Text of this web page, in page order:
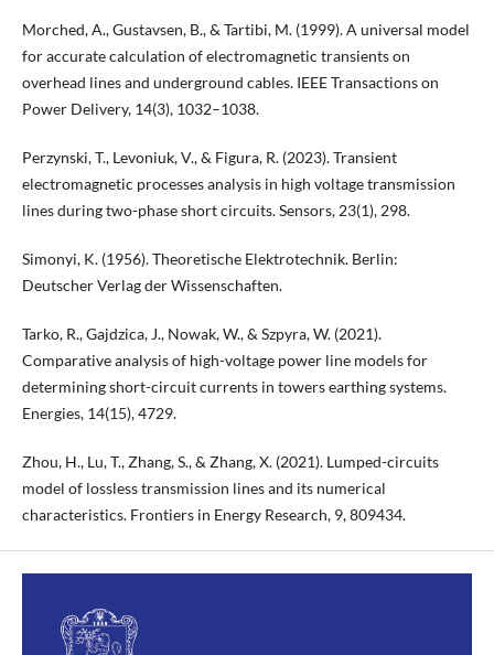
Morched, A., Gustavsen, B., & Tartibi, M. (1999). A universal model
for accurate calculation of electromagnetic transients on
overhead lines and underground cables. IEEE Transactions on
Power Delivery, 14(3), 1032–1038.
Perzynski, T., Levoniuk, V., & Figura, R. (2023). Transient
electromagnetic processes analysis in high voltage transmission
lines during two-phase short circuits. Sensors, 23(1), 298.
Simonyi, K. (1956). Theoretische Elektrotechnik. Berlin:
Deutscher Verlag der Wissenschaften.
Tarko, R., Gajdzica, J., Nowak, W., & Szpyra, W. (2021).
Comparative analysis of high-voltage power line models for
determining short-circuit currents in towers earthing systems.
Energies, 14(15), 4729.
Zhou, H., Lu, T., Zhang, S., & Zhang, X. (2021). Lumped-circuits
model of lossless transmission lines and its numerical
characteristics. Frontiers in Energy Research, 9, 809434.